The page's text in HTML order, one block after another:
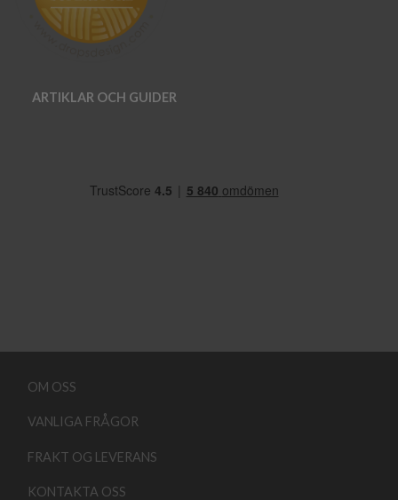
ARTIKLAR OCH GUIDER
OM OSS
VANLIGA FRÅGOR
FRAKT OG LEVERANS
KONTAKTA OSS